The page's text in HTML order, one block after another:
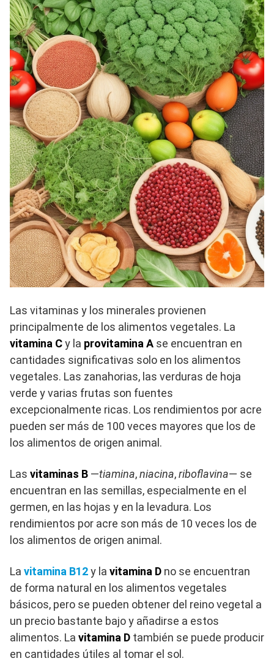
Las vitaminas y los minerales provienen
principalmente de los alimentos vegetales. La
vitamina Cy la provitamina A se encuentran en
cantidades significativas solo en los alimentos
vegetales. Las zanahorias, las verduras de hoja
verde y varias frutas son fuentes
excepcionalmente ricas. Los rendimientos por acre
pueden ser más de 100 veces mayores que los de
los alimentos de origen animal.
Las vitaminas B —tiamina,niacina,riboflavina— se
encuentran en las semillas, especialmente en el
germen, en las hojas y en la levadura. Los
rendimientos por acre son más de 10 veces los de
los alimentos de origen animal.
La vitamina B12y la vitamina D no se encuentran
de forma natural en los alimentos vegetales
básicos, pero se pueden obtener del reino vegetal a
un precio bastante bajo y añadirse a estos
alimentos. La vitamina D también se puede producir
en cantidades útiles al tomar el sol.